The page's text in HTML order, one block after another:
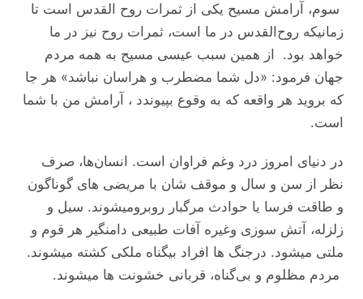
سوم، آرامش مسیح یکی از ثمرات روح‌ القدس است تا
زمانیکه روح‌القدس در ما است، ثمرات روح نیز در ما
خواهد بود. از همین سبب عیسی مسیح به همه مردم
جهان فرمود: «دل شما مضطرب و هراسان نباشد» هر جا
که بروید هر واقعه که به وقوع بپیوندد ، آرامش من با شما
است.
در دنیای امروز درد وغم فراوان است.‏ انسان‌ها،‏ صرف
‌نظر از سن و سال و موقف شان با مریضی های گوناگون
و طاقت فرسا یا حوادث مرگبار روبرومیشوند.‏ سیل و
زلزله، آتش سوزی وغیره آفات طبیعی دامنگیر هر قوم و
ملتی میشود. درجنگ ها افراد بیگناه ملکی کشته میشوند.
مردم مظلوم و بی‌گناه،‏ قربانی خشونت ها میشوند.